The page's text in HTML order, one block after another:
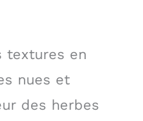
textures en
nues et
des herbes